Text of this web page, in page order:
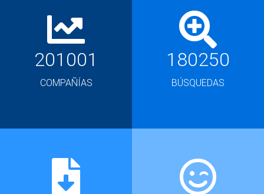
201001
COMPAÑÍAS
180250
BÚSQUEDAS